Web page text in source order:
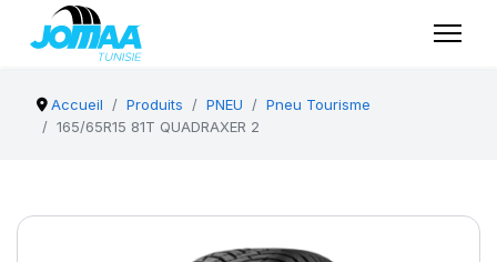
Accueil Produits PNEU
Pneu Tourisme
165/65R15 81T QUADRAXER 2